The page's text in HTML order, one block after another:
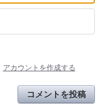
アカウントを作成する
コメントを投稿